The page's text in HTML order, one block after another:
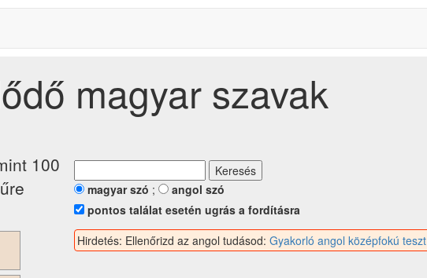
magyar szavak
100
magyar szó ;
angol szó
pontos találat esetén ugrás a fordításra
Hirdetés: Ellenőrizd az angol tudásod: Gyakorló angol középfokú teszt